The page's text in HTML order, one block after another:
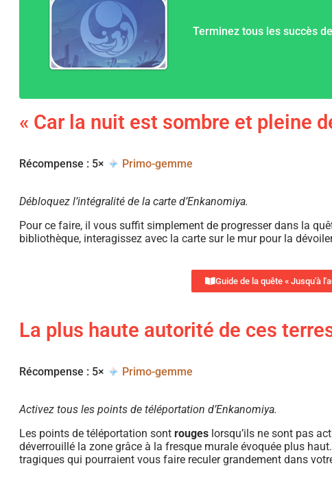
Terminez tous les succès
« Car la nuit est sombre et pleine
Récompense : 5× Primo-gemme
Débloquez l’intégralité de la carte d’Enkanomiya.
Pour ce faire, il vous suffit simplement de progresser dans la
bibliothèque, interagissez avec la carte sur le mur pour la
Guide de la quête « Jusqu'à
La plus haute autorité de ces
Récompense : 5× Primo-gemme
Activez tous les points de téléportation d’Enkanomiya.
Les points de téléportation sont rouges lorsqu’ils ne sont pas
déverrouillé la zone grâce à la fresque murale évoquée plus
tragiques qui pourraient vous faire reculer grandement dans